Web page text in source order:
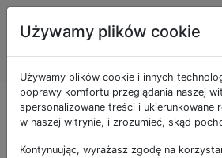
Programowanie
puzzli i Code
Golf
Jak
Używamy plików cookie
Używamy plików cookie i innych
poprawy komfortu przeglądania naszej
spersonalizowane treści i ukierunkowane
w naszej witrynie, i zrozumieć, skąd
Kontynuując, wyrażasz zgodę na